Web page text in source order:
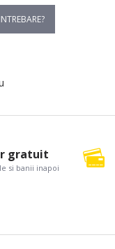
gratuit
si banii inapoi